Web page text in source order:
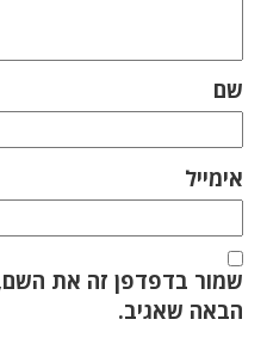
שם
אימייל
שמור בדפדפן זה את
הבאה שאגיב.